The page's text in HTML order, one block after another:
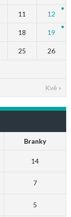
Kvě »
11 12
18 19
25 26
Branky
14
7
5